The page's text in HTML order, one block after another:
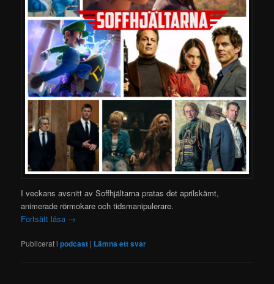
I veckans avsnitt av Soffhjältarna pratas det aprilskämt,
animerade rörmokare och tidsmanipulerare.
Fortsätt läsa →
Publicerat i podcast | Lämna ett svar